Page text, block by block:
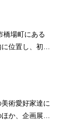
橋場町にある
位置し、初…
術愛好家達に
か、企画展…